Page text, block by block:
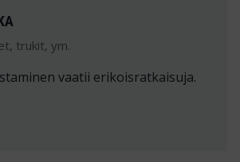
trukit, ym.
vaatii erikoisratkaisuja.